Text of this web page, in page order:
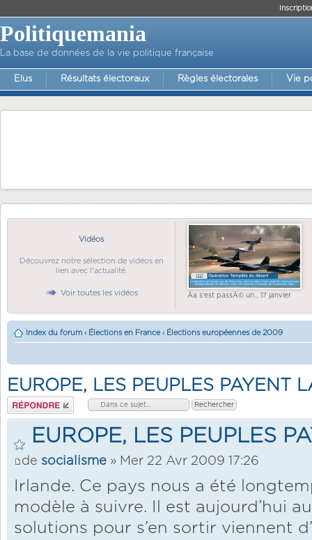
Politiquemania
La base de données de la vie politique française
Elus Résultats électoraux Règles électorales Vie
Vidéos
Découvrez notre sélection de vidéos en
lien avec l'actualité.
Voir toutes les vidéos Ãa s'est passÃ© un... 17 janvier
Index du forum ‹ Élections en France ‹ Élections européennes de 2009
EUROPE, LES PEUPLES PAYENT
Répondre
EUROPE, LES PEUPLES
de socialisme » Mer 22 Avr 2009 17:26
Irlande. Ce pays nous a été
modèle à suivre. Il est aujourd’hui
solutions pour s’en sortir viennent